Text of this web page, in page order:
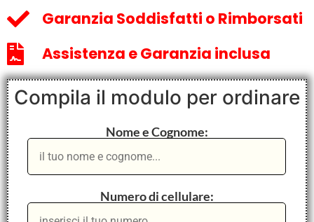
Garanzia Soddisfatti o Rimborsati
Assistenza e Garanzia inclusa
Compila il modulo per ordinare
Nome e Cognome:
Numero di cellulare: